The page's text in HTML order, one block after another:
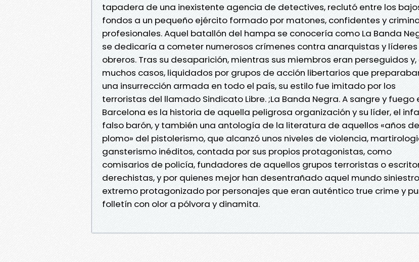
tapadera de una inexistente agencia de detectives, reclutó entre los
fondos a un pequeño ejército formado por matones, confidentes y
profesionales. Aquel batallón del hampa se conocería como La Banda
se dedicaría a cometer numerosos crímenes contra anarquistas y líderes
obreros. Tras su desaparición, mientras sus miembros eran perseguidos y,
muchos casos, liquidados por grupos de acción libertarios que
una insurrección armada en todo el país, su estilo fue imitado por los
terroristas del llamado Sindicato Libre. ;La Banda Negra. A sangre y fuego
Barcelona es la historia de aquella peligrosa organización y su líder, el
falso barón, y también una antología de la literatura de aquellos «años de
plomo» del pistolerismo, que alcanzó unos niveles de violencia,
gansterismo inéditos, contada por sus propios protagonistas, como
comisarios de policía, fundadores de aquellos grupos terroristas o
derechistas, y por quienes mejor han desentrañado aquel mundo
extremo protagonizado por personajes que eran auténtico true crime y
folletín con olor a pólvora y dinamita.